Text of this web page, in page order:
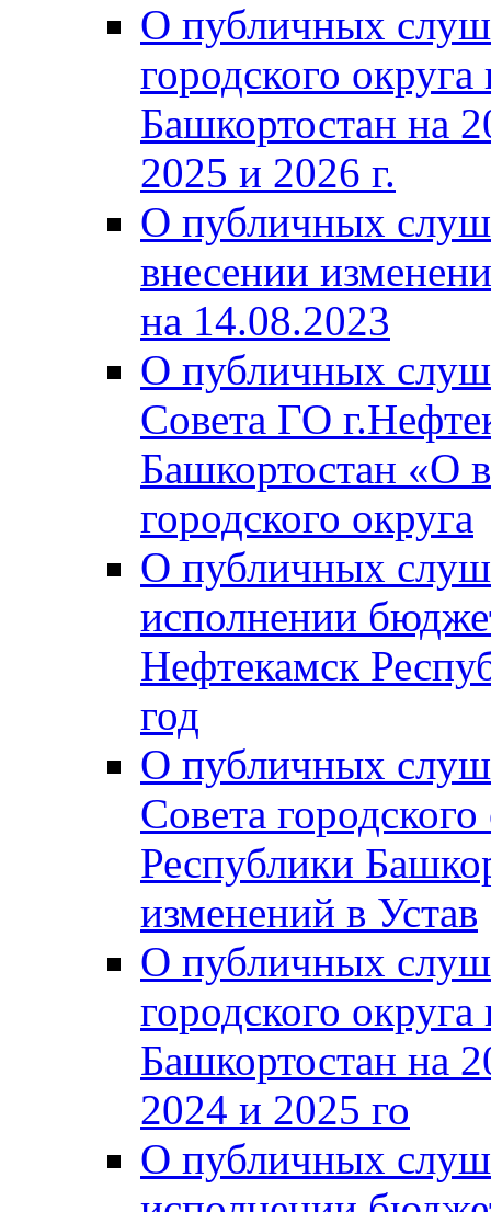
О публичных
городского
Башкортостан на
2025 и 2026 г.
О публичных
внесении
на 14.08.2023
О публичных
Совета ГО
Башкортостан «О
городского округа
О публичных
исполнении
Нефтекамск
год
О публичных
Совета
Республики
изменений в Устав
О публичных
городского
Башкортостан на
2024 и 2025 го
О публичных